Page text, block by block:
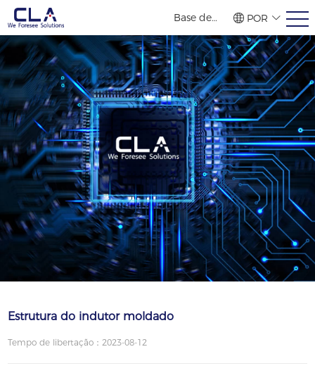
Base de
exterior
POR
繁體
简体
ENG
Estrutura do indutor moldado
Tempo de libertação：2023-08-12